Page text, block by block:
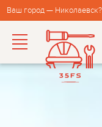
Ваш город — Николаевск?